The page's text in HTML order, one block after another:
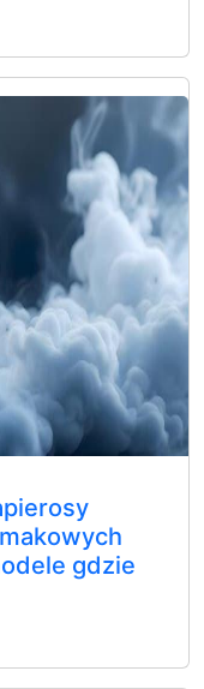
gdzie